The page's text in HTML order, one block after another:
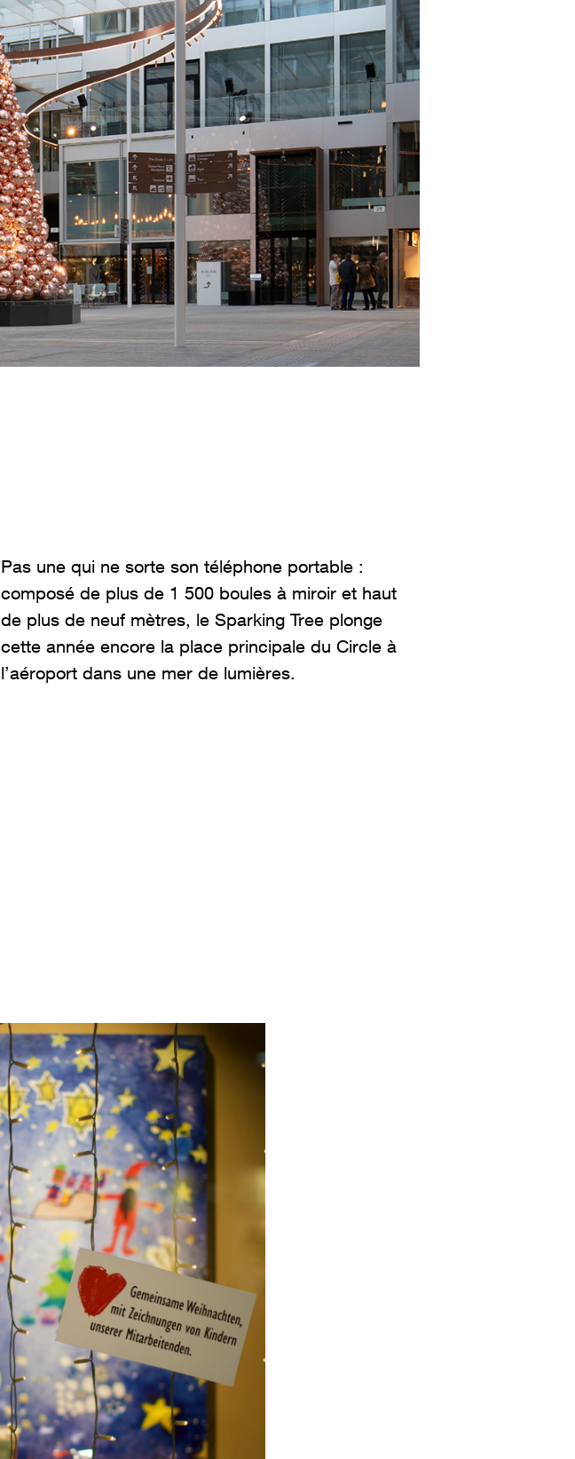
Pas une qui ne sorte son téléphone portable :
composé de plus de 1 500 boules à miroir et haut
de plus de neuf mètres, le Sparking Tree plonge
cette année encore la place principale du Circle à
l’aéroport dans une mer de lumières.